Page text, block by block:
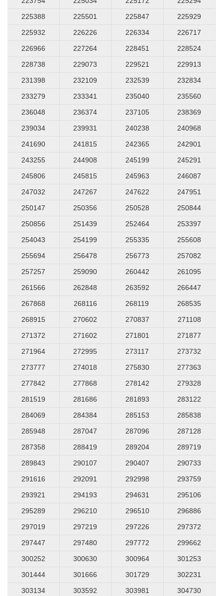
225388
225501 225847
225929
225932
226226 226334
226717
226966
227264 228451
228524
228738
229073 229521
229913
231398
232109 232539
232834
233279
233341 235040
235560
236048
236374 237105
238369
239034
239931 240238
240968
241690
241815 242365
242901
243255
244908 245199
245291
245806
245815 245963
246087
247032
247267 247622
247951
250147
250356 250528
250844
250856
251439 252464
253397
254043
254199 255335
255608
255694
256478 256773
257082
257257
259090 260442
261095
261566
262848 263592
266447
267868
268116 268119
268535
268915
270602 270837
271108
271372
271602 271801
271877
271964
272995 273117
273732
273777
274018 275830
277363
277842
277868 278142
279328
281519
281686 281893
283122
284069
284384 285153
285838
285948
287047 287096
287128
287358
288419 289204
289719
289843
290107 290407
290733
291616
292091 292998
293759
293921
294193 294631
295106
295289
296210 296510
296886
297019
297219 297226
297372
297447
297480 297772
299662
300252
300630 300964
301253
301444
301666 301729
302231
303134
303592 303981
304730